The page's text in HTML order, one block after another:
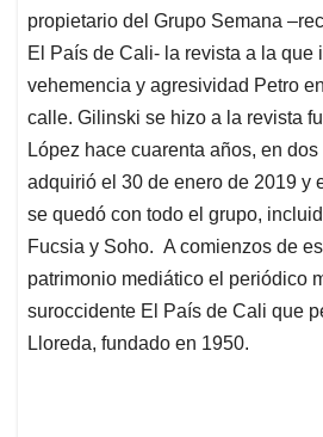
propietario del Grupo Semana
El País de Cali- la revista a la que
vehemencia y agresividad Petro
calle. Gilinski se hizo a la revista
López hace cuarenta años, en
adquirió el 30 de enero de 2019 y
se quedó con todo el grupo,
Fucsia y Soho. A comienzos de
patrimonio mediático el periódico
suroccidente El País de Cali que
Lloreda, fundado en 1950.